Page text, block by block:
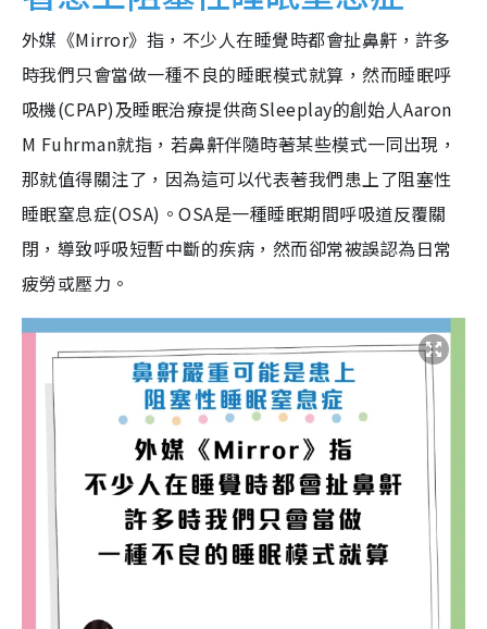
外媒《Mirror》指，不少人在睡覺時都會扯鼻鼾，許多
時我們只會當做一種不良的睡眠模式就算，然而睡眠呼
吸機(CPAP)及睡眠治療提供商Sleeplay的創始人Aaron
M Fuhrman就指，若鼻鼾伴隨時著某些模式一同出現，
那就值得關注了，因為這可以代表著我們患上了阻塞性
睡眠窒息症(OSA)。OSA是一種睡眠期間呼吸道反覆關
閉，導致呼吸短暫中斷的疾病，然而卻常被誤認為日常
疲勞或壓力。